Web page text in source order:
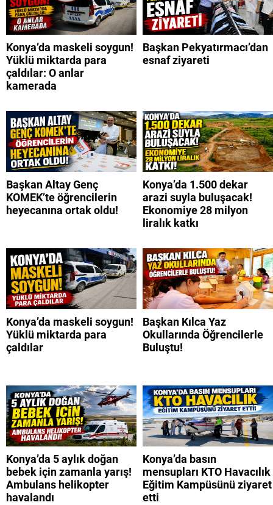
Konya’da maskeli soygun!
Yüklü miktarda para
çaldılar: O anlar
kamerada
Başkan Pekyatırmacı’dan
esnaf ziyareti
Başkan Altay Genç
KOMEK’te öğrencilerin
heyecanına ortak oldu!
Konya’da 1.500 dekar
arazi suyla buluşacak!
Ekonomiye 28 milyon
liralık katkı
Konya’da maskeli soygun!
Yüklü miktarda para
çaldılar
Başkan Kılca Yaz
Okullarında Öğrencilerle
Buluştu!
Konya’da 5 aylık doğan
bebek için zamanla yarış!
Ambulans helikopter
havalandı
Konya’da basın
mensupları KTO Havacılık
Eğitim Kampüsünü ziyaret
etti